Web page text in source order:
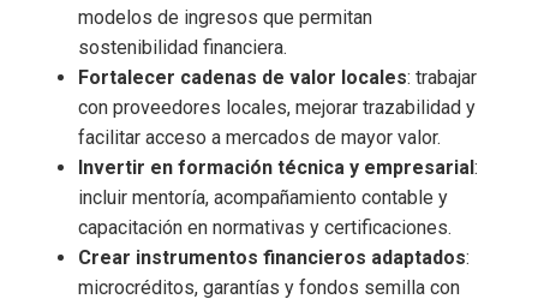
modelos de ingresos que permitan
sostenibilidad financiera.
Fortalecer cadenas de valor locales: trabajar
con proveedores locales, mejorar trazabilidad y
facilitar acceso a mercados de mayor valor.
Invertir en formación técnica y empresarial:
incluir mentoría, acompañamiento contable y
capacitación en normativas y certificaciones.
Crear instrumentos financieros adaptados:
microcréditos, garantías y fondos semilla con